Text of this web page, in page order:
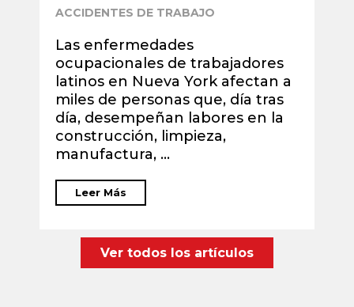
ACCIDENTES DE TRABAJO
Las enfermedades
ocupacionales de trabajadores
latinos en Nueva York afectan a
miles de personas que, día tras
día, desempeñan labores en la
construcción, limpieza,
manufactura, ...
Leer Más
Ver todos los artículos